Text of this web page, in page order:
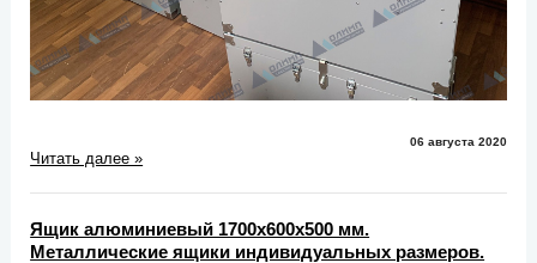
06 августа 2020
Читать далее »
Ящик алюминиевый 1700х600х500 мм.
Металлические ящики индивидуальных размеров.